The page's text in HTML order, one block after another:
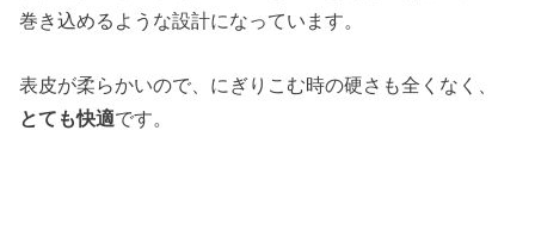
巻き込めるような設計になっています。
表皮が柔らかいので、にぎりこむ時の硬さも全くなく、
とても快適です。